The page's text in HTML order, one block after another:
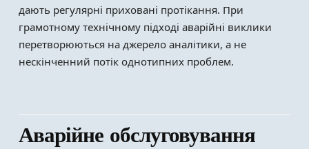
дають регулярні приховані протікання. При
грамотному технічному підході аварійні виклики
перетворюються на джерело аналітики, а не
нескінченний потік однотипних проблем.
Аварійне обслуговування